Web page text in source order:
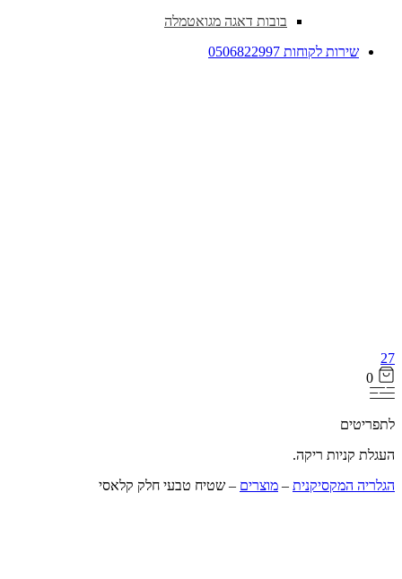
בובות דאגה מגואטמלה
שירות לקוחות 0506822997
27
0
לתפריטים
העגלת קניות ריקה.
הגלריה המקסיקנית ‒ מוצרים ‒ שטיח טבעי חלק קלאסי